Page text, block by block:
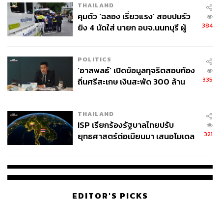
THAILAND
คุมตัว ‘ฉลอง เรี่ยวแรง’ สอบปมรัว
ยิง 4 นัดใส่ นายก อบจ.นนทบุรี ผู้
384
POLITICS
‘อาสพลธ์’ เปิดข้อมูลทุจริตสอบท้อง
ถิ่นศรีสะเกษ เงินสะพัด 300 ล้าน
335
THAILAND
ISP เรียกร้องรัฐบาลไทยปรับ
ยุทธศาสตร์ต่อเมียนมา เสนอโมเดล
321
EDITOR'S PICKS